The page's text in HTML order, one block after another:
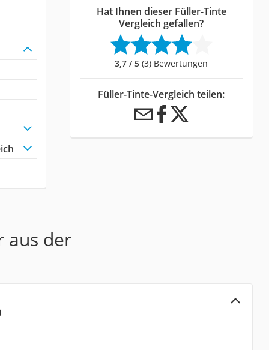
Hat Ihnen dieser Füller-Tinte
Vergleich gefallen?
3,7 / 5 (3) Bewertungen
Füller-Tinte-Vergleich teilen:
aus der